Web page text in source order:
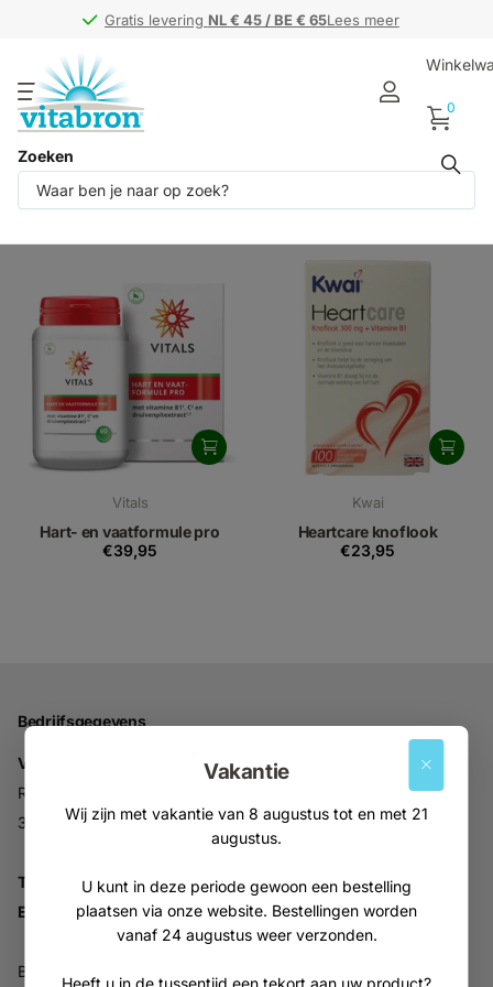
Gratis levering NL € 45 / BE € 65Lees meer
Gratis levering NL € 45 / BE € 65
Zoeken
0
Vakantie
Wij zijn met vakantie van 8 augustus tot en met 21
augustus.
U kunt in deze periode gewoon een bestelling
plaatsen via onze website. Bestellingen worden
vanaf 24 augustus weer verzonden.
Heeft u in de tussentijd een tekort aan uw product?
Producten (2)
Vitals
Hart- en vaatformule pro
€39,95
Kwai
Heartcare knoflook
€23,95
Bedrijfsgegevens
Vitabron
Ravelijn 52
3905NV Veenendaal
Tel:
+31 (0)318 553946
Email:
info@vitabron.nl
BTW NL816914679B01